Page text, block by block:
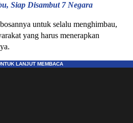
Siap Disambut 7 Negara
untuk selalu menghimbau,
yang harus menerapkan